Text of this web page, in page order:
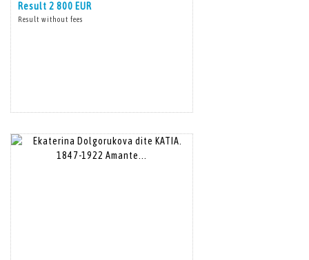
Result 2 800 EUR
Result without fees